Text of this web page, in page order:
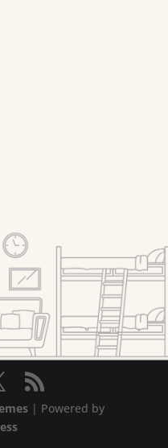
| Powered by